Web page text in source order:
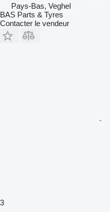
Pays-Bas, Veghel
BAS Parts & Tyres
Contacter le vendeur
3